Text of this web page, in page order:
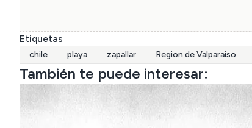
Etiquetas
chile playa zapallar Region de Valparaiso
También te puede interesar: